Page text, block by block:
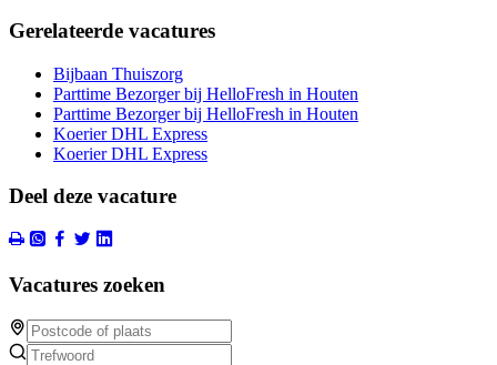
Gerelateerde vacatures
Bijbaan Thuiszorg
Parttime Bezorger bij HelloFresh in Houten
Parttime Bezorger bij HelloFresh in Houten
Koerier DHL Express
Koerier DHL Express
Deel deze vacature
Vacatures zoeken